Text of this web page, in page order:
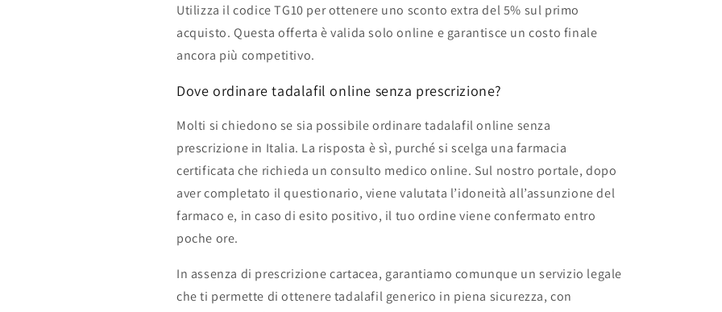
Utilizza il codice TG10 per ottenere uno sconto extra del 5% sul primo
acquisto. Questa offerta è valida solo online e garantisce un costo finale
ancora più competitivo.
Dove ordinare tadalafil online senza prescrizione?
Molti si chiedono se sia possibile ordinare tadalafil online senza
prescrizione in Italia. La risposta è sì, purché si scelga una farmacia
certificata che richieda un consulto medico online. Sul nostro portale, dopo
aver completato il questionario, viene valutata l’idoneità all’assunzione del
farmaco e, in caso di esito positivo, il tuo ordine viene confermato entro
poche ore.
In assenza di prescrizione cartacea, garantiamo comunque un servizio legale
che ti permette di ottenere tadalafil generico in piena sicurezza, con